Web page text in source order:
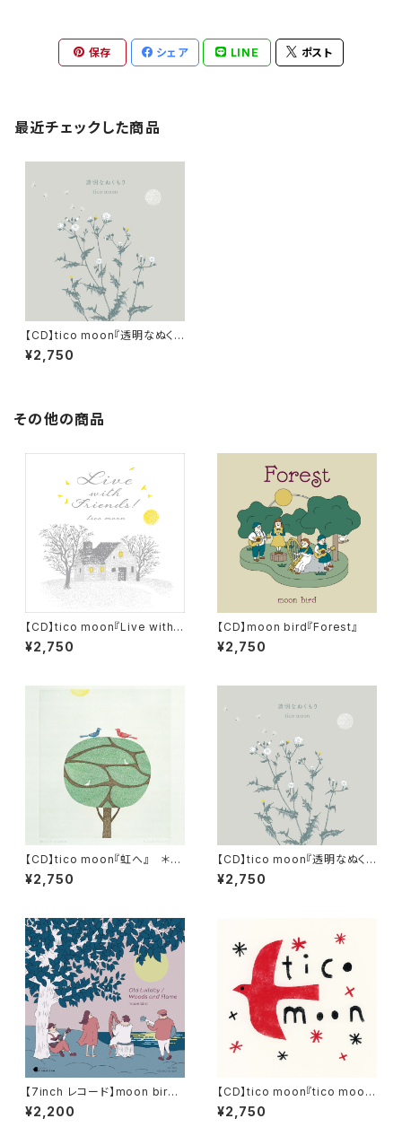
保存 シェア LINE ポスト
最近チェックした商品
【CD】tico moon『透明なぬくも
り』 ＊特典：スペシャルリーフ
レット
¥2,750
その他の商品
【CD】tico moon『Live with F
riends !』
¥2,750
【CD】moon bird『Forest』
¥2,750
【CD】tico moon『虹へ』 ＊特
典：サイン入りレーベルロゴステ
ッカー付き！
¥2,750
【CD】tico moon『透明なぬくも
り』 ＊特典：スペシャルリーフ
レット
¥2,750
【7inch レコード】moon bird
『Old Lullaby / Woods and
Flame』＊特典：ハイレゾ音源デ
¥2,200
【CD】tico moon『tico moo
n』
¥2,750